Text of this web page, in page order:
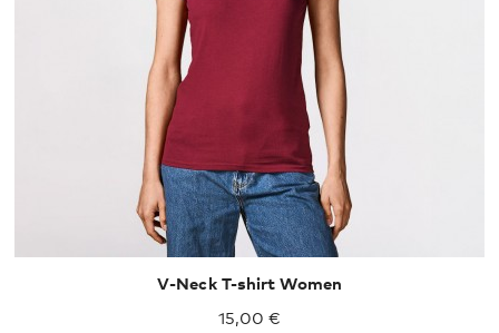
V-Neck T-shirt Women
15,00 €